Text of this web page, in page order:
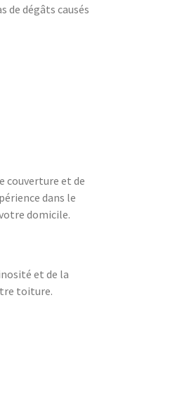
de dégâts causés
couverture et de
dans le
domicile.
et de la
toiture.